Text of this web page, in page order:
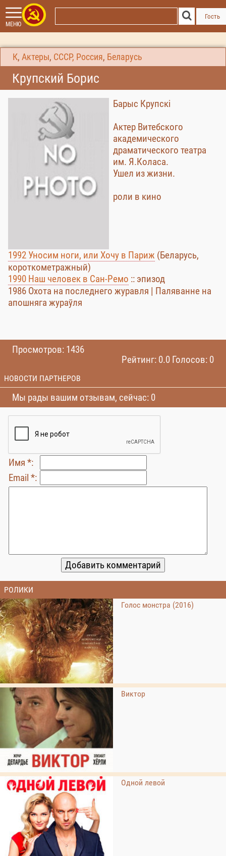
МЕНЮ
Гость
К, Актеры, СССР, Россия, Беларусь
Крупский Борис
Барыс Крупскі
Актер Витебского
академического
драматического театра
им. Я.Коласа.
Ушел из жизни.
роли в кино
1992 Уносим ноги, или Хочу в Париж (Беларусь,
короткометражный)
1990 Наш человек в Сан-Ремо :: эпизод
1986 Охота на последнего журавля | Паляванне на
апошняга жураўля
Просмотров: 1436
Рейтинг: 0.0 Голосов: 0
НОВОСТИ ПАРТНЕРОВ
Мы рады вашим отзывам, сейчас: 0
Имя *:
Email *:
РОЛИКИ
Голос монстра (2016)
Виктор
Одной левой